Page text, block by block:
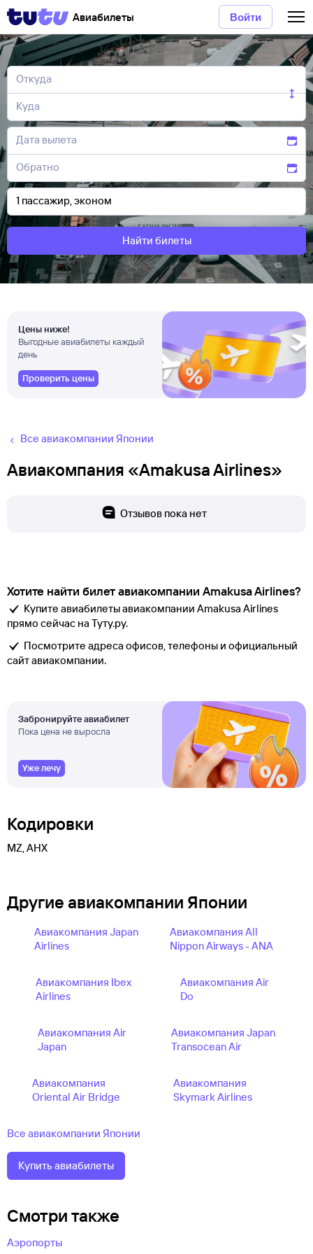
Авиабилеты Войти
Найти билеты
Цены ниже!
Выгодные авиабилеты каждый
день
Проверить цены
Все авиакомпании Японии
Авиакомпания «Amakusa Airlines»
Отзывов пока нет
Хотите найти билет авиакомпании Amakusa Airlines?
Купите авиабилеты авиакомпании Amakusa Airlines
прямо сейчас на Туту.ру.
Посмотрите адреса офисов, телефоны и официальный
сайт авиакомпании.
Забронируйте авиабилет
Пока цена не выросла
Уже лечу
Кодировки
MZ, AHX
Другие авиакомпании Японии
Авиакомпания Japan
Airlines
Авиакомпания All
Nippon Airways - ANA
Авиакомпания Ibex
Airlines
Авиакомпания Air
Do
Авиакомпания Air
Japan
Авиакомпания Japan
Transocean Air
Авиакомпания
Oriental Air Bridge
Авиакомпания
Skymark Airlines
Все авиакомпании Японии
Купить авиабилеты
Смотри также
Аэропорты